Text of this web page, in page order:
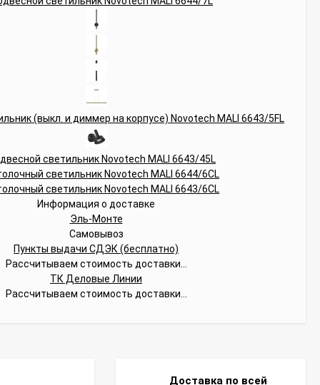
Информация о доставке
Эль-Монте
Самовывоз
Пункты выдачи СДЭК (бесплатно)
Рассчитываем стоимость доставки...
ТК Деловые Линии
Рассчитываем стоимость доставки...
Доставка по всей